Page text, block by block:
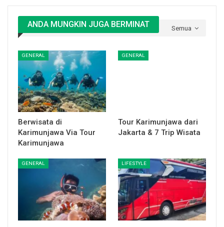
Semua
ANDA MUNGKIN JUGA BERMINAT
GENERAL
Berwisata di
Karimunjawa Via Tour
Karimunjawa
GENERAL
Tour Karimunjawa dari
Jakarta & 7 Trip Wisata
GENERAL LIFESTYLE